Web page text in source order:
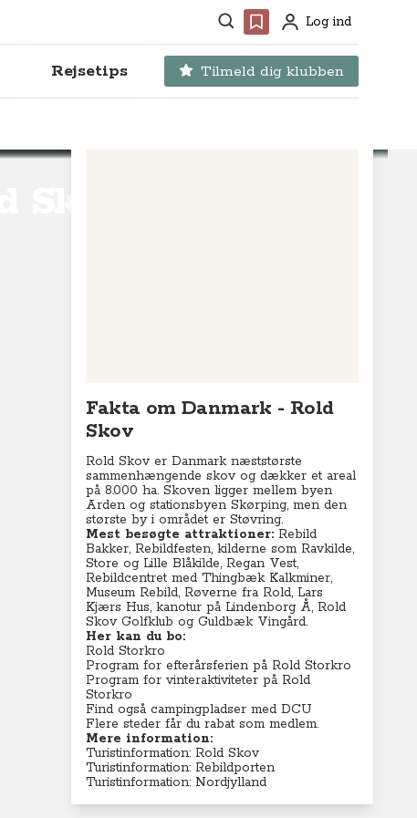
Søg Favoritter
ProfilLog ind
Rejsetips Tilmeld dig klubben
Fakta om Danmark - Rold
Skov
Rold Skov er Danmark næststørste
sammenhængende skov og dækker et areal
på 8.000 ha. Skoven ligger mellem byen
Arden og stationsbyen Skørping, men den
største by i området er Støvring.
Mest besøgte attraktioner: Rebild
Bakker, Rebildfesten, kilderne som Ravkilde,
Store og Lille Blåkilde, Regan Vest,
Rebildcentret med Thingbæk Kalkminer,
Museum Rebild, Røverne fra Rold, Lars
Kjærs Hus, kanotur på Lindenborg Å, Rold
Skov Golfklub og Guldbæk Vingård.
Her kan du bo:
Rold Storkro
Program for efterårsferien på Rold Storkro
Program for vinteraktiviteter på Rold
Storkro
Find også campingpladser med DCU
Flere steder får du rabat som medlem.
Mere information:
Turistinformation: Rold Skov
Turistinformation: Rebildporten
Turistinformation: Nordjylland